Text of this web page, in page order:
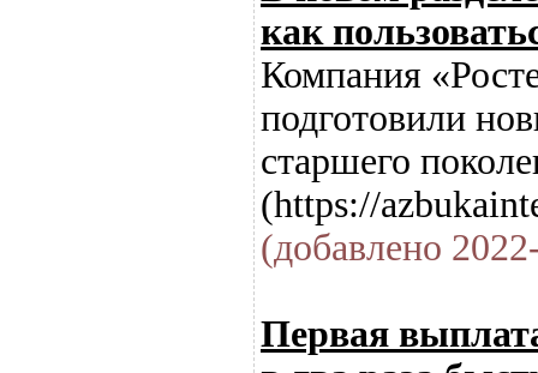
как
Компания
подготовили
старшего
(https://
(добавлено
Первая